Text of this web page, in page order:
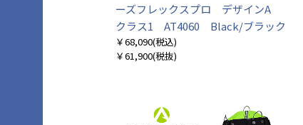
ーズフレックスプロ デザインA
クラス1 AT4060 Black/ブラック
￥68,090(税込)
￥61,900(税抜)